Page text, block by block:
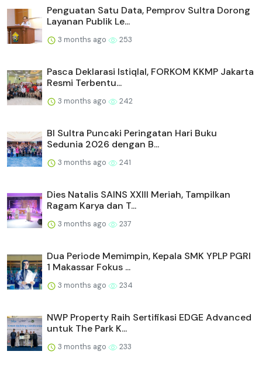
Penguatan Satu Data, Pemprov Sultra Dorong
Layanan Publik Le...
3 months ago 253
Pasca Deklarasi Istiqlal, FORKOM KKMP Jakarta
Resmi Terbentu...
3 months ago 242
BI Sultra Puncaki Peringatan Hari Buku
Sedunia 2026 dengan B...
3 months ago 241
Dies Natalis SAINS XXIII Meriah, Tampilkan
Ragam Karya dan T...
3 months ago 237
Dua Periode Memimpin, Kepala SMK YPLP PGRI
1 Makassar Fokus ...
3 months ago 234
NWP Property Raih Sertifikasi EDGE Advanced
untuk The Park K...
3 months ago 233